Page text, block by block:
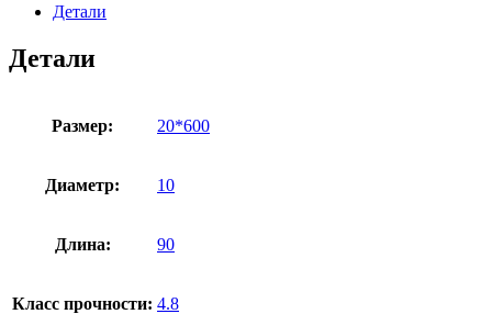
Детали
Детали
Размер: 20*600
Диаметр: 10
Длина: 90
Класс прочности: 4.8